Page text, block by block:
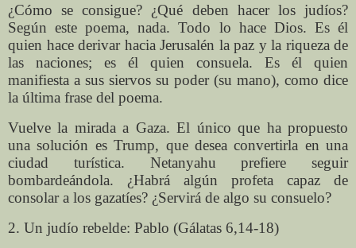
¿Cómo se consigue? ¿Qué deben hacer los judíos?
Según este poema, nada. Todo lo hace Dios. Es él
quien hace derivar hacia Jerusalén la paz y la riqueza de
las naciones; es él quien consuela. Es él quien
manifiesta a sus siervos su poder (su mano), como dice
la última frase del poema.
Vuelve la mirada a Gaza. El único que ha propuesto
una solución es Trump, que desea convertirla en una
ciudad turística. Netanyahu prefiere seguir
bombardeándola. ¿Habrá algún profeta capaz de
consolar a los gazatíes? ¿Servirá de algo su consuelo?
2. Un judío rebelde: Pablo (Gálatas 6,14-18)